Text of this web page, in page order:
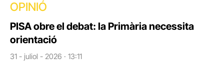
OPINIÓ
PISA obre el debat: la Primària necessita
orientació
31 - juliol - 2026 · 13:11